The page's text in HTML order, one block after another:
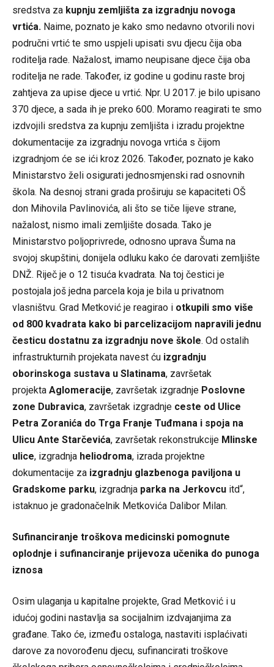
sredstva za kupnju zemljišta za izgradnju novoga
vrtića. Naime, poznato je kako smo nedavno otvorili novi
područni vrtić te smo uspjeli upisati svu djecu čija oba
roditelja rade. Nažalost, imamo neupisane djece čija oba
roditelja ne rade. Također, iz godine u godinu raste broj
zahtjeva za upise djece u vrtić. Npr. U 2017. je bilo upisano
370 djece, a sada ih je preko 600. Moramo reagirati te smo
izdvojili sredstva za kupnju zemljišta i izradu projektne
dokumentacije za izgradnju novoga vrtića s čijom
izgradnjom će se ići kroz 2026. Također, poznato je kako
Ministarstvo želi osigurati jednosmjenski rad osnovnih
škola. Na desnoj strani grada proširuju se kapaciteti OŠ
don Mihovila Pavlinovića, ali što se tiče lijeve strane,
nažalost, nismo imali zemljište dosada. Tako je
Ministarstvo poljoprivrede, odnosno uprava Šuma na
svojoj skupštini, donijela odluku kako će darovati zemljište
DNŽ. Riječ je o 12 tisuća kvadrata. Na toj čestici je
postojala još jedna parcela koja je bila u privatnom
vlasništvu. Grad Metković je reagirao i otkupili smo više
od 800 kvadrata kako bi parcelizacijom napravili jednu
česticu dostatnu za izgradnju nove škole. Od ostalih
infrastrukturnih projekata navest ću izgradnju
oborinskoga sustava u Slatinama, završetak
projekta Aglomeracije, završetak izgradnje Poslovne
zone Dubravica, završetak izgradnje ceste od Ulice
Petra Zoranića do Trga Franje Tuđmana i spoja na
Ulicu Ante Starčevića, završetak rekonstrukcije Mlinske
ulice, izgradnja heliodroma, izrada projektne
dokumentacije za izgradnju glazbenoga paviljona u
Gradskome parku, izgradnja parka na Jerkovcu itd“,
istaknuo je gradonačelnik Metkovića Dalibor Milan.
Sufinanciranje troškova medicinski pomognute
oplodnje i sufinanciranje prijevoza učenika do punoga
iznosa
Osim ulaganja u kapitalne projekte, Grad Metković i u
idućoj godini nastavlja sa socijalnim izdvajanjima za
građane. Tako će, između ostaloga, nastaviti isplaćivati
darove za novorođenu djecu, sufinancirati troškove